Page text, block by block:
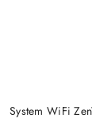
System WiFi